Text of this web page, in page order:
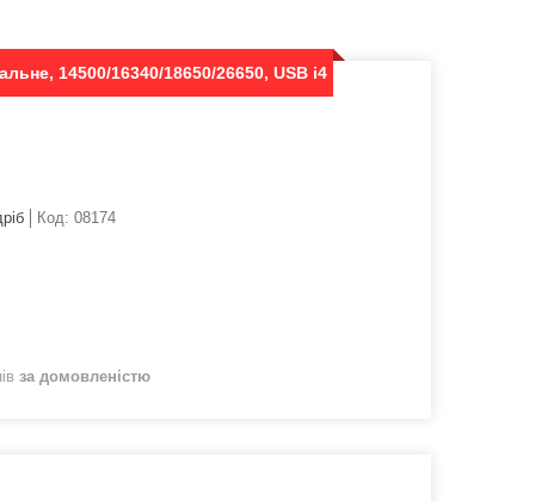
14500/16340/18650/26650, USB i4
Код: 08174
за домовленістю